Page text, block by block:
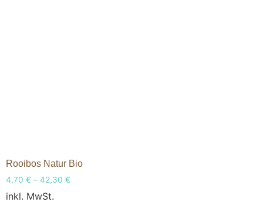
Rooibos Natur Bio
4,70 € – 42,30 €
inkl. MwSt.